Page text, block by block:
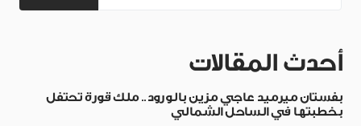
أحدث المقالات
بفستان ميرميد عاجي مزين بالورود.. ملك قورة تحتفل
بخطبتها في الساحل الشمالي